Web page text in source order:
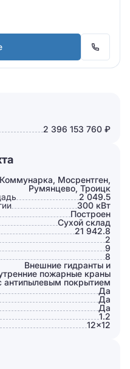
2 396 153 760 ₽
Мосрентген,
Румянцево, Троицк
2 049.5
300 кВт
Построен
Сухой склад
21 942.8
2
9
8
Внешние гидранты и
пожарные краны
антипылевым покрытием
Да
Да
Да
1.2
12×12